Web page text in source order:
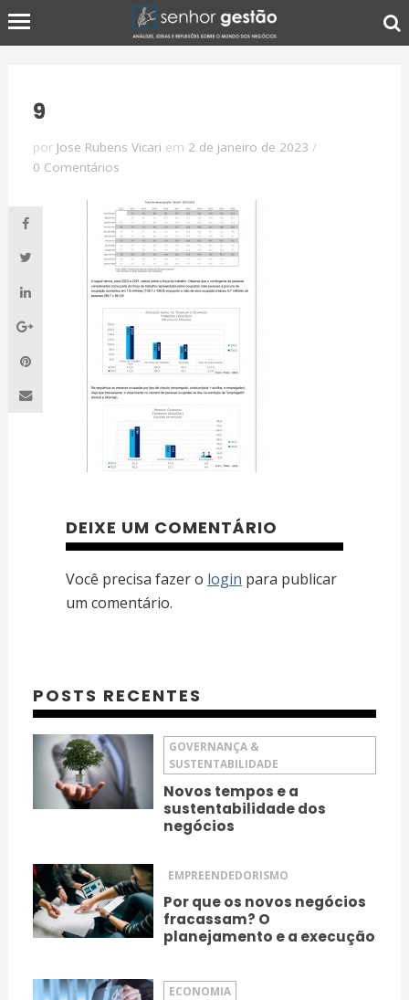
9
por Jose Rubens Vicari em 2 de janeiro de 2023 /
0 Comentários
DEIXE UM COMENTÁRIO
Você precisa fazer o login para publicar
um comentário.
POSTS RECENTES
GOVERNANÇA &
SUSTENTABILIDADE
Novos tempos e a
sustentabilidade dos
negócios
EMPREENDEDORISMO
Por que os novos negócios
fracassam? O
planejamento e a execução
ECONOMIA